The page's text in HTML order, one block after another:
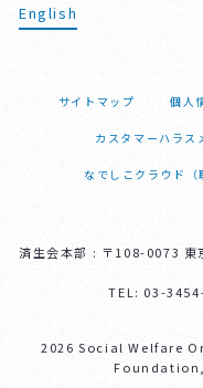
English
サイトマップ 個人
カスタマーハラス
なでしこクラウド
済生会本部 : 〒108-0073 東
TEL: 03-
2026 Social Welfare